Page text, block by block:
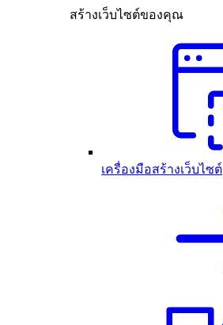
สร้างเว็บไซต์ของคุณ
เครื่องมือสร้างเว็บไซต์